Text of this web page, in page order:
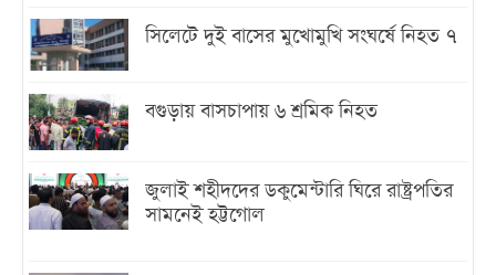
সিলেটে দুই বাসের মুখোমুখি সংঘর্ষে নিহত ৭
বগুড়ায় বাসচাপায় ৬ শ্রমিক নিহত
জুলাই শহীদদের ডকুমেন্টারি ঘিরে রাষ্ট্রপতির
সামনেই হট্টগোল